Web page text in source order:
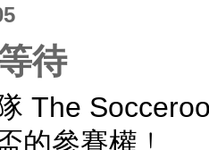
待
The
的參賽權﹗